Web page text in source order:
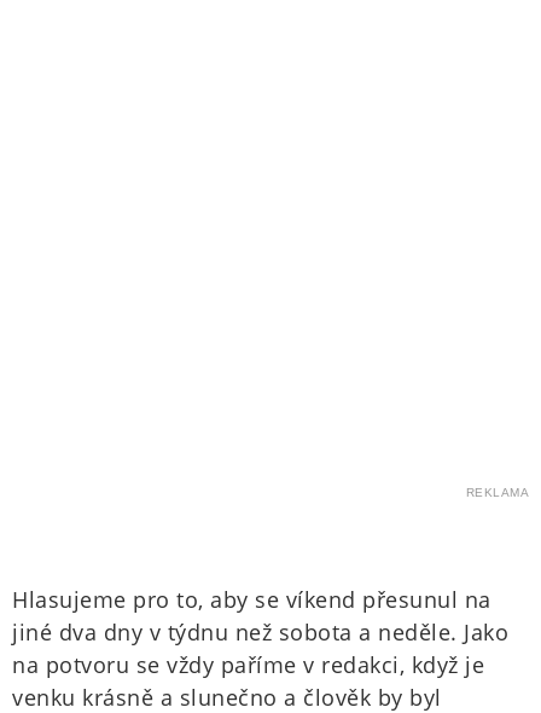
REKLAMA
Hlasujeme pro to, aby se víkend přesunul na
jiné dva dny v týdnu než sobota a neděle. Jako
na potvoru se vždy paříme v redakci, když je
venku krásně a slunečno a člověk by byl